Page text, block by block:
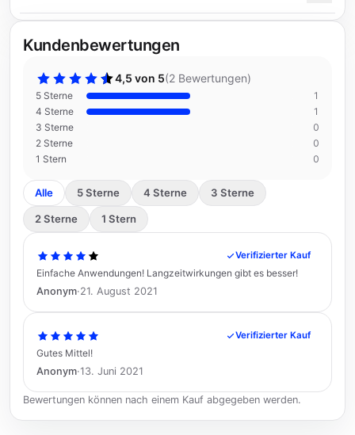
Kundenbewertungen
4,5 von 5(2 Bewertungen)
5 Sterne
1
4 Sterne
1
3 Sterne
0
2 Sterne
0
1 Stern
0
Alle 5 Sterne 4 Sterne 3 Sterne
2 Sterne 1 Stern
Verifizierter Kauf
Einfache Anwendungen! Langzeitwirkungen gibt es besser!
Anonym·21. August 2021
Verifizierter Kauf
Gutes Mittel!
Anonym·13. Juni 2021
Bewertungen können nach einem Kauf abgegeben werden.